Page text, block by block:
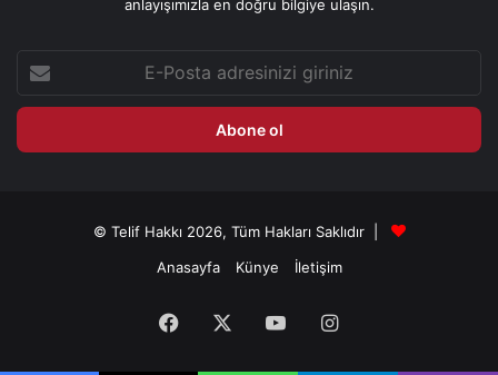
anlayışımızla en doğru bilgiye ulaşın.
Posta
adresinizi
© Telif Hakkı 2026, Tüm Hakları Saklıdır |
Anasayfa
Künye İletişim
Facebook YouTubeInstagram